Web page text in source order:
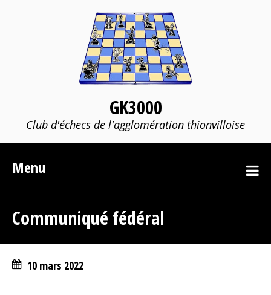
GK3000
Club d'échecs de l'agglomération thionvilloise
Menu
Communiqué fédéral
10 mars 2022